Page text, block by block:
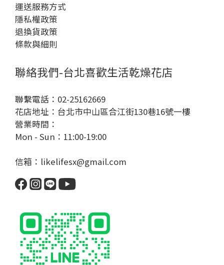
運送服務方式
隱私權政策
退換貨政策
條款與細則
聯絡我們-台北喜歡生活乾燥花店
聯繫電話：02-25162669
花店地址：台北市中山區合江街130巷16號一樓
營業時間：
Mon - Sun：11:00-19:00
信箱：likelifesx@gmail.com